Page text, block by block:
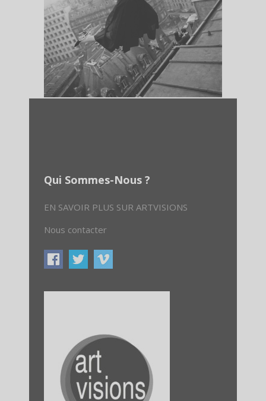
Qui Sommes-Nous ?
EN SAVOIR PLUS SUR ARTVISIONS
Nous contacter